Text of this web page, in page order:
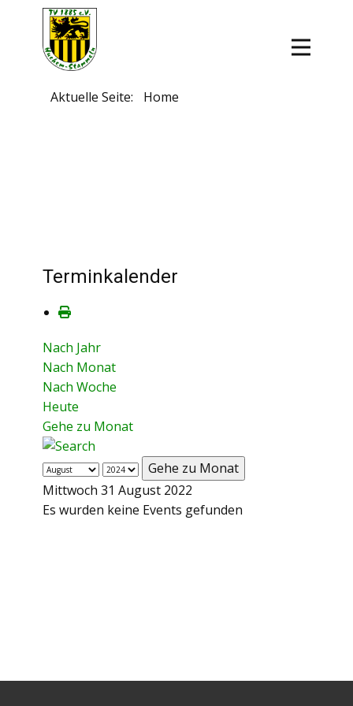
Aktuelle Seite: Home
Terminkalender
Nach Jahr
Nach Monat
Nach Woche
Heute
Gehe zu Monat
Gehe zu Monat
Mittwoch 31 August 2022
Es wurden keine Events gefunden